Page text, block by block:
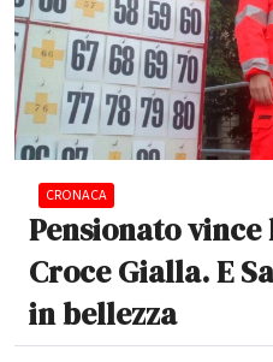
CRONACA
Pensionato
Croce Gialla. E
in bellezza